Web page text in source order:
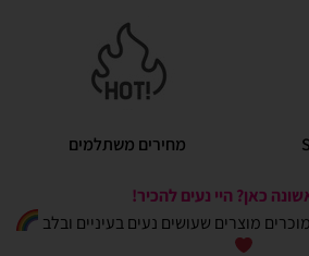
מחירים משתלמים
כאן? היי נעים להכיר!
מוצרים שעושים נעים בעיניים ובלב